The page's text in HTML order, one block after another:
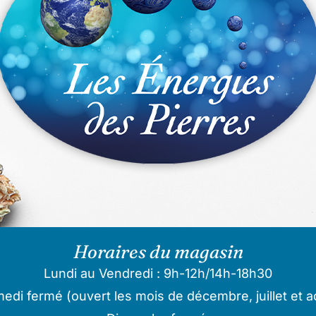
Horaires du magasin
Lundi au Vendredi : 9h-12h/14h-18h30
fermé (ouvert les mois de décembre, juillet et